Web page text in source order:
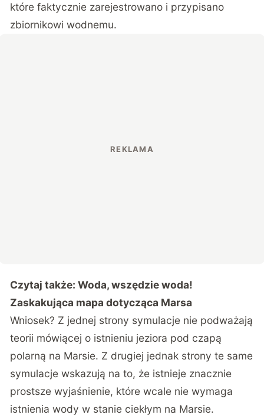
które faktycznie zarejestrowano i przypisano
zbiornikowi wodnemu.
Czytaj także:Woda, wszędzie woda!
Zaskakująca mapa dotycząca Marsa
Wniosek? Z jednej strony symulacje nie podważają
teorii mówiącej o istnieniu jeziora pod czapą
polarną na Marsie. Z drugiej jednak strony te same
symulacje wskazują na to, że istnieje znacznie
prostsze wyjaśnienie, które wcale nie wymaga
istnienia wody w stanie ciekłym na Marsie.